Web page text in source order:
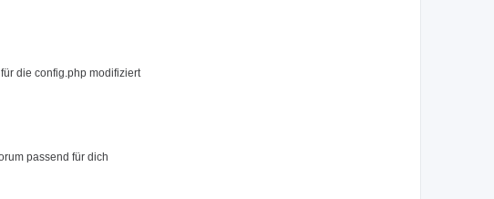
die config.php modifiziert
passend für dich